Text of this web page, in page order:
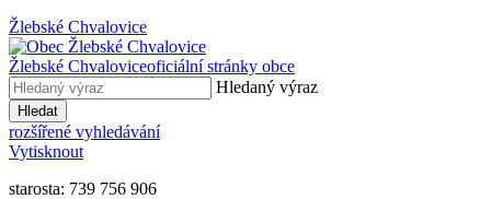
Žlebské Chvalovice
Žlebské Chvaloviceoficiální stránky obce
Hledaný výraz
Hledat
rozšířené vyhledávání
Vytisknout
starosta: 739 756 906